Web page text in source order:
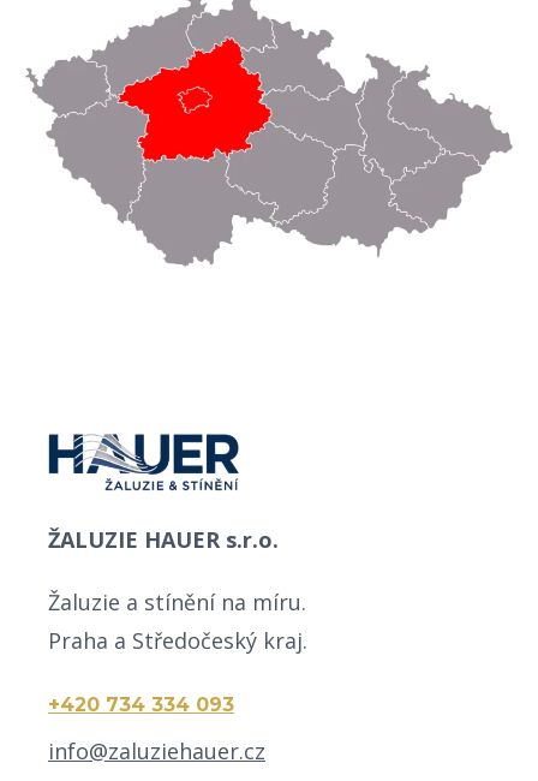
ŽALUZIE HAUER s.r.o.
Žaluzie a stínění na míru.
Praha a Středočeský kraj.
+420 734 334 093
info@zaluziehauer.cz